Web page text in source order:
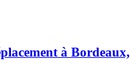
à Bordeaux,